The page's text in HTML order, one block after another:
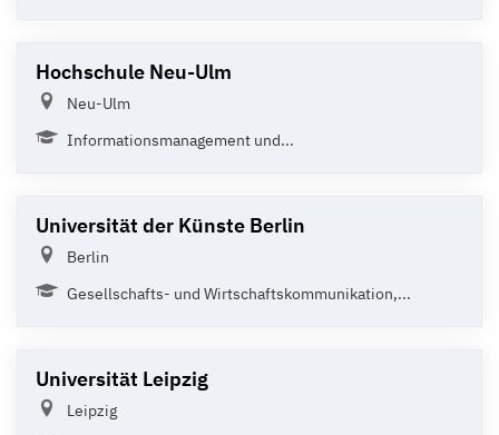
Hochschule Neu-Ulm
Neu-Ulm
Informationsmanagement und...
Universität der Künste Berlin
Berlin
Gesellschafts- und Wirtschaftskommunikation,...
Universität Leipzig
Leipzig